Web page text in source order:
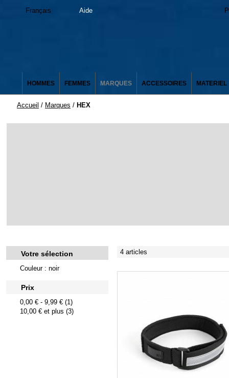
Français Aide
HOMMES FEMMES MARQUES ACCESSOIRES MATERIEL
Accueil / Marques / HEX
Votre sélection
Couleur : noir
Prix
0,00 € -9,99 € (1)
10,00 € et plus (3)
4 articles